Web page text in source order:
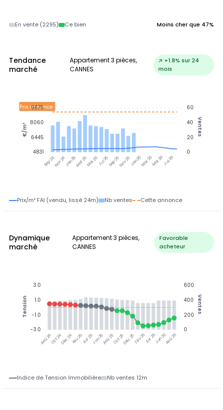
En vente (2295) Ce bien Moins cher que 47%
Tendance
marché
Appartement 3 pièces,
CANNES
↗ +1.8% sur 24
mois
Sep 24Nov 24Jan 25Mar 25Mai 25Jul 25Sep 25Nov 25Jan 26Mar 26Mai 26Jul 26
Prix annonce
60
40
20
0
Ventes
9675
8060
6445
4831
€/m²
Prix/m² FAI (vendu, lissé 24m) Nb ventes Cette annonce
Dynamique
marché
Appartement 3 pièces,
CANNES
Favorable
acheteur
Aoû 24Oct 24Déc 24Fév 25Avr 25Jun 25Aoû 25Oct 25Déc 25Fév 26Avr 26Jun 26Aoû 26
600
400
200
0
Ventes
3.0
1.0
-1.0
-3.0
Tension
Indice de Tension Immobilière Nb ventes 12m